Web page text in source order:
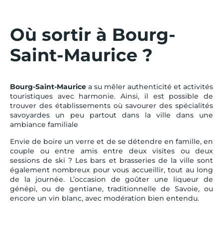
Où sortir à Bourg-
Saint-Maurice ?
Bourg-Saint-Maurice a su mêler authenticité et activités
touristiques avec harmonie. Ainsi, il est possible de
trouver des établissements où savourer des spécialités
savoyardes un peu partout dans la ville dans une
ambiance familiale
Envie de boire un verre et de se détendre en famille, en
couple ou entre amis entre deux visites ou deux
sessions de ski ? Les bars et brasseries de la ville sont
également nombreux pour vous accueillir, tout au long
de la journée. L’occasion de goûter une liqueur de
génépi, ou de gentiane, traditionnelle de Savoie, ou
encore un vin blanc, avec modération bien entendu.